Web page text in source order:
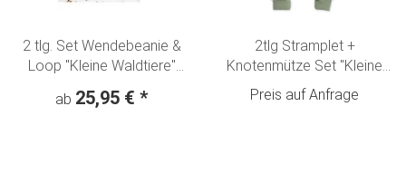
2 tlg. Set Wendebeanie &
Loop "Kleine Waldtiere"
creme-olivgrün
ab 25,95 € *
2tlg Stramplet +
Knotenmütze Set "Kleine
Waldtiere" Fuchs Hase
Rehkitz & Bär creme-
Preis auf Anfrage